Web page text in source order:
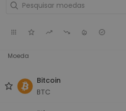
Moeda
Bitcoin
BTC